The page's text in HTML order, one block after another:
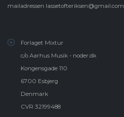
mailadressen lassetofteriksen@gmail.com
Forlaget Mixtur
c/o Aarhus Musik - noder.dk
Kongensgade 110
6700 Esbjerg
Denmark
CVR 32199488